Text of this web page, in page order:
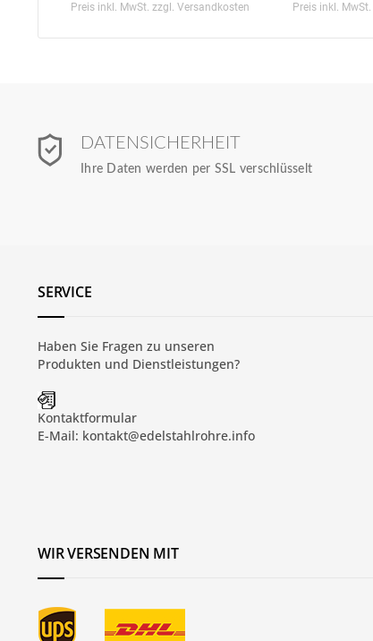
Preis inkl. MwSt. zzgl. Versandkosten Preis inkl. MwSt.
DATENSICHERHEIT
Ihre Daten werden per SSL verschlüsselt
SERVICE
Haben Sie Fragen zu unseren
Produkten und Dienstleistungen?
Kontaktformular
E-Mail: kontakt@edelstahlrohre.info
WIR VERSENDEN MIT